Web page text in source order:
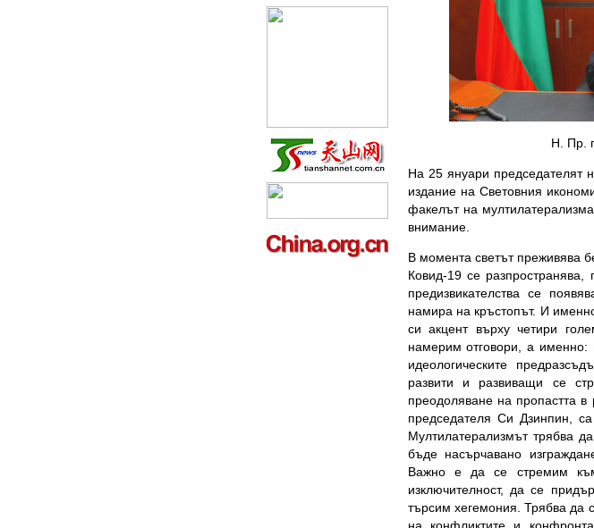
Н. Пр.
На 25 януари председателят
издание на Световния
факелът на
внимание.
В момента светът преживява
Ковид-19 се
предизвикателства се
намира на кръстопът. И
си акцент върху четири
намерим отговори, а именно:
идеологическите
развити и развиващи се
преодоляване на пропастта в
председателя Си Дзинпин,
Мултилатерализмът трябва
бъде насърчавано
Важно е да се стремим
изключителност, да се
търсим хегемония. Трябва да